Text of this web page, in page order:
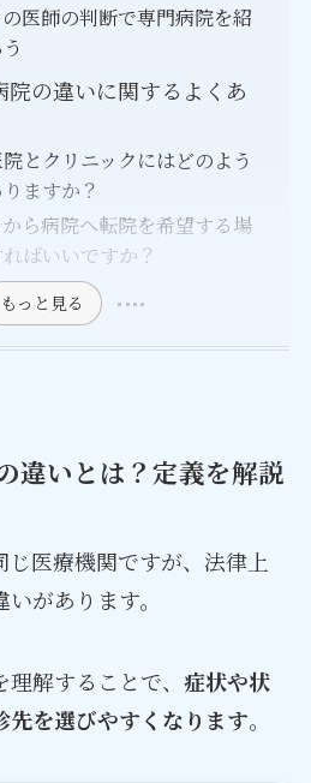
医師の判断で専門病院を紹
院の違いに関するよくあ
とクリニックにはどのよう
ますか？
ら病院へ転院を希望する場
ばいいですか？
もっと見る
違いとは？定義を解説
じ医療機関ですが、法律上
があります。
解することで、 症状や状
を選びやすくなります。